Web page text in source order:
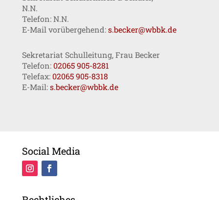
N.N.
Telefon: N.N.
E-Mail vorübergehend:s.becker@wbbk.de
Sekretariat Schulleitung, Frau Becker
Telefon: 02065 905-8281
Telefax: 02065 905-8318
E-Mail:s.becker@wbbk.de
Social Media